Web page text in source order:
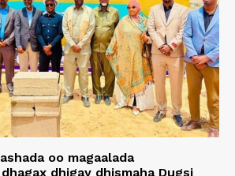
oo magaalada
dhigay dhismaha Dugsi